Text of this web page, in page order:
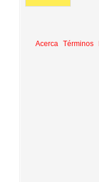
Acerca Términos